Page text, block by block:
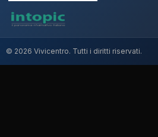
© 2026 Vivicentro. Tutti i diritti riservati.